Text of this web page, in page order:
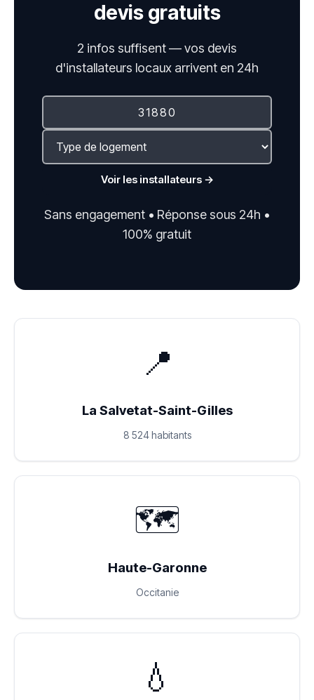
devis gratuits
2 infos suffisent — vos devis
d'installateurs locaux arrivent en 24h
Voir les installateurs →
Sans engagement • Réponse sous 24h •
100% gratuit
📍
La Salvetat-Saint-Gilles
8 524 habitants
🗺️
Haute-Garonne
Occitanie
💧